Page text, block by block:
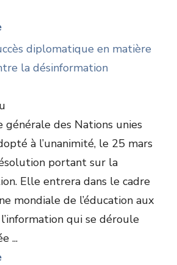
diplomatique en matière
la désinformation
générale des Nations unies
à l’unanimité, le 25 mars
portant sur la
Elle entrera dans le cadre
mondiale de l’éducation aux
qui se déroule
...